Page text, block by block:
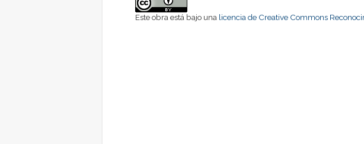
Este obra está bajo una licencia de Creative Commons